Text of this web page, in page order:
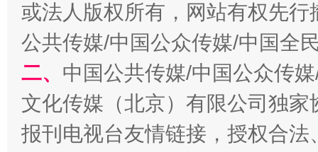
生
或法人版权所有，网站有权先
公共传媒/中国公众传媒/中国全
二、 中国公共传媒/中国公众传
文化传媒（北京）有限公司独
报刊电视台友情链接，授权合